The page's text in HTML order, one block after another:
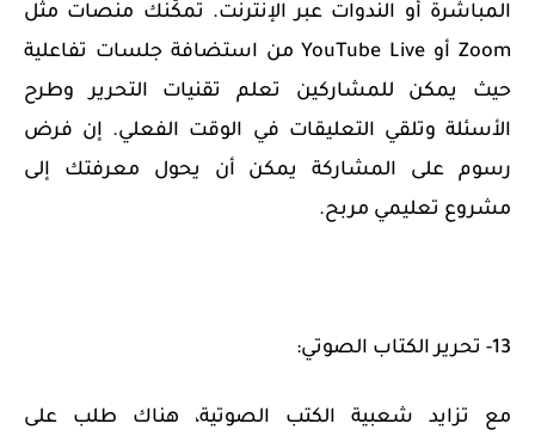
المباشرة أو الندوات عبر الإنترنت. تمكّنك منصات مثل
Zoom أو YouTube Live من استضافة جلسات تفاعلية
حيث يمكن للمشاركين تعلم تقنيات التحرير وطرح
الأسئلة وتلقي التعليقات في الوقت الفعلي. إن فرض
رسوم على المشاركة يمكن أن يحول معرفتك إلى
مشروع تعليمي مربح.
13- تحرير الكتاب الصوتي:
مع تزايد شعبية الكتب الصوتية، هناك طلب على